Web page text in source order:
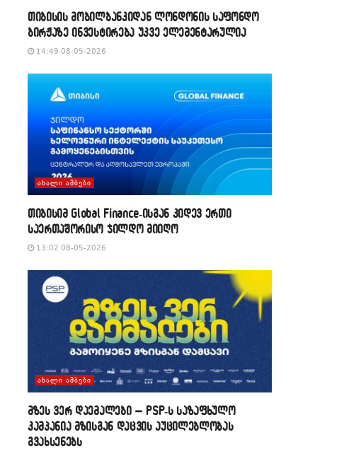
თიბისის მობილბანკიდან ლონდონის საფონდო
ბირჟაზე ინვესტირება უკვე ელემენტარულია
14:49 08-05-2026
ᲐᲮᲐᲚᲘ ᲐᲛᲑᲔᲑᲘ
თიბისიმ Global Finance-ისგან კიდევ ერთი
საერთაშორისო ჯილდო მიიღო
13:02 08-05-2026
ᲐᲮᲐᲚᲘ ᲐᲛᲑᲔᲑᲘ
მზეს ვერ დაემალები – PSP-ს საზაფხულო
კამპანია მზისგან დაცვის აუცილებლობას
გვახსენებს